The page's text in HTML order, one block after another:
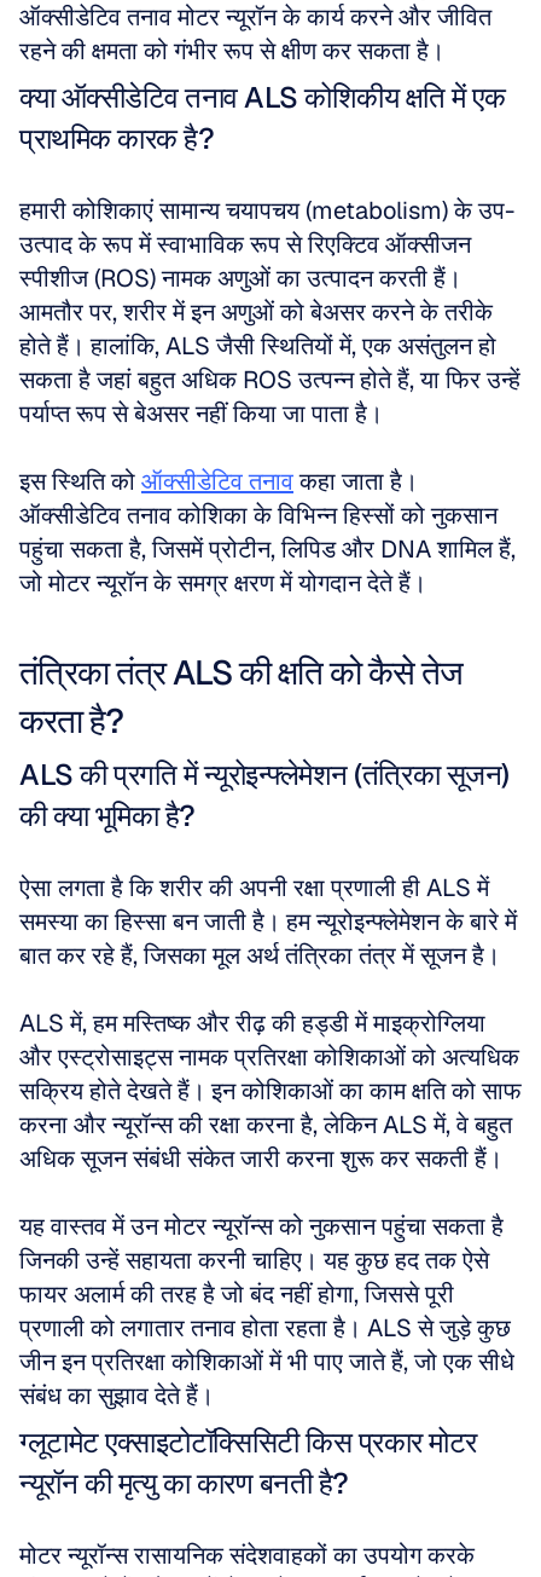
ऑक्सीडेटिव तनाव मोटर न्यूरॉन के कार्य करने और जीवित
रहने की क्षमता को गंभीर रूप से क्षीण कर सकता है।
क्या ऑक्सीडेटिव तनाव ALS कोशिकीय क्षति में एक
प्राथमिक कारक है?
हमारी कोशिकाएं सामान्य चयापचय (metabolism) के उप-
उत्पाद के रूप में स्वाभाविक रूप से रिएक्टिव ऑक्सीजन
स्पीशीज (ROS) नामक अणुओं का उत्पादन करती हैं।
आमतौर पर, शरीर में इन अणुओं को बेअसर करने के तरीके
होते हैं। हालांकि, ALS जैसी स्थितियों में, एक असंतुलन हो
सकता है जहां बहुत अधिक ROS उत्पन्न होते हैं, या फिर उन्हें
पर्याप्त रूप से बेअसर नहीं किया जा पाता है।
इस स्थिति को ऑक्सीडेटिव तनाव कहा जाता है।
ऑक्सीडेटिव तनाव कोशिका के विभिन्न हिस्सों को नुकसान
पहुंचा सकता है, जिसमें प्रोटीन, लिपिड और DNA शामिल हैं,
जो मोटर न्यूरॉन के समग्र क्षरण में योगदान देते हैं।
तंत्रिका तंत्र ALS की क्षति को कैसे तेज
करता है?
ALS की प्रगति में न्यूरोइन्फ्लेमेशन (तंत्रिका सूजन)
की क्या भूमिका है?
ऐसा लगता है कि शरीर की अपनी रक्षा प्रणाली ही ALS में
समस्या का हिस्सा बन जाती है। हम न्यूरोइन्फ्लेमेशन के बारे में
बात कर रहे हैं, जिसका मूल अर्थ तंत्रिका तंत्र में सूजन है।
ALS में, हम मस्तिष्क और रीढ़ की हड्डी में माइक्रोग्लिया
और एस्ट्रोसाइट्स नामक प्रतिरक्षा कोशिकाओं को अत्यधिक
सक्रिय होते देखते हैं। इन कोशिकाओं का काम क्षति को साफ
करना और न्यूरॉन्स की रक्षा करना है, लेकिन ALS में, वे बहुत
अधिक सूजन संबंधी संकेत जारी करना शुरू कर सकती हैं।
यह वास्तव में उन मोटर न्यूरॉन्स को नुकसान पहुंचा सकता है
जिनकी उन्हें सहायता करनी चाहिए। यह कुछ हद तक ऐसे
फायर अलार्म की तरह है जो बंद नहीं होगा, जिससे पूरी
प्रणाली को लगातार तनाव होता रहता है। ALS से जुड़े कुछ
जीन इन प्रतिरक्षा कोशिकाओं में भी पाए जाते हैं, जो एक सीधे
संबंध का सुझाव देते हैं।
ग्लूटामेट एक्साइटोटॉक्सिसिटी किस प्रकार मोटर
न्यूरॉन की मृत्यु का कारण बनती है?
मोटर न्यूरॉन्स रासायनिक संदेशवाहकों का उपयोग करके